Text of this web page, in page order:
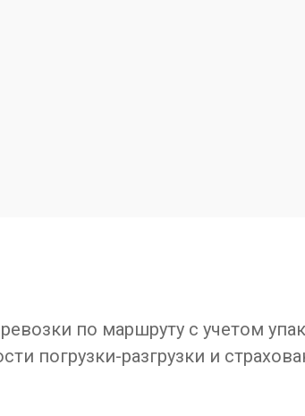
по маршруту с учетом
погрузки-разгрузки и